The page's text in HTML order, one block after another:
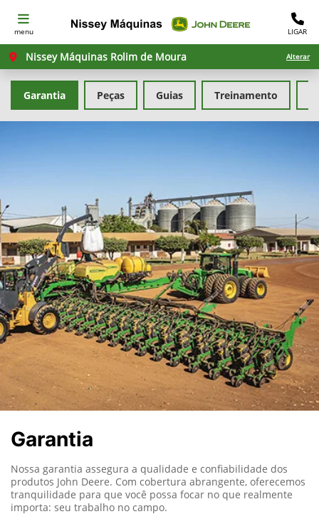
menu LIGAR
Nissey Máquinas Rolim de Moura Alterar
Peças
Garantia Guias Treinamento
Garantia
Nossa garantia assegura a qualidade e confiabilidade dos
produtos John Deere. Com cobertura abrangente, oferecemos
tranquilidade para que você possa focar no que realmente
importa: seu trabalho no campo.